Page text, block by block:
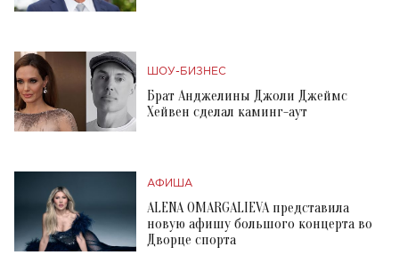
ШОУ-БИЗНЕС
Брат Анджелины Джоли Джеймс
Хейвен сделал каминг-аут
АФИША
ALENA OMARGALIEVA представила
новую афишу большого концерта во
Дворце спорта